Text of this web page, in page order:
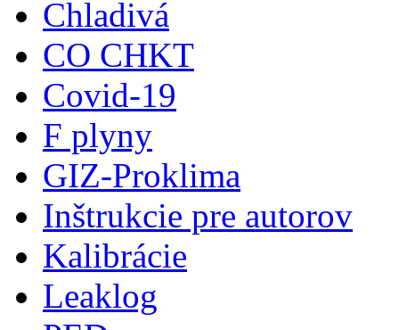
Chladivá
CO CHKT
Covid-19
F plyny
GIZ-Proklima
Inštrukcie pre autorov
Kalibrácie
Leaklog